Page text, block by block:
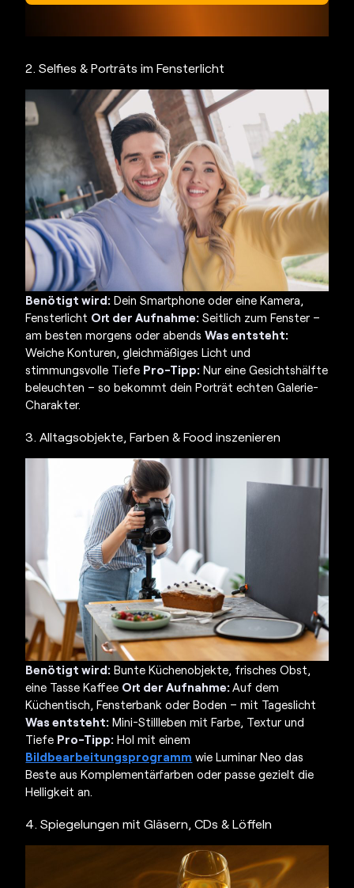
2. Selfies & Porträts im Fensterlicht
Benötigt wird: Dein Smartphone oder eine Kamera,
Fensterlicht Ort der Aufnahme: Seitlich zum Fenster –
am besten morgens oder abends Was entsteht:
Weiche Konturen, gleichmäßiges Licht und
stimmungsvolle Tiefe Pro-Tipp: Nur eine Gesichtshälfte
beleuchten – so bekommt dein Porträt echten Galerie-
Charakter.
3. Alltagsobjekte, Farben & Food inszenieren
Benötigt wird: Bunte Küchenobjekte, frisches Obst,
eine Tasse Kaffee Ort der Aufnahme: Auf dem
Küchentisch, Fensterbank oder Boden – mit Tageslicht
Was entsteht: Mini-Stillleben mit Farbe, Textur und
Tiefe Pro-Tipp: Hol mit einem
Bildbearbeitungsprogramm wie Luminar Neo das
Beste aus Komplementärfarben oder passe gezielt die
Helligkeit an.
4. Spiegelungen mit Gläsern, CDs & Löffeln